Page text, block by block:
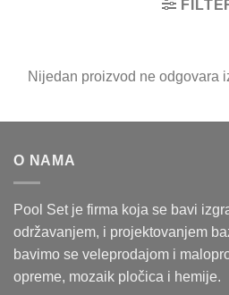
Nijedan proizvod ne odgovara
O NAMA
Pool Set je firma koja se bavi
održavanjem, i projektovanjem
bavimo se veleprodajom i
opreme, mozaik pločica i hemije.